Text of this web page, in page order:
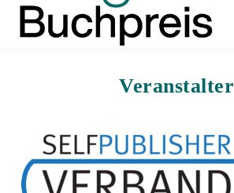
Veranstalter